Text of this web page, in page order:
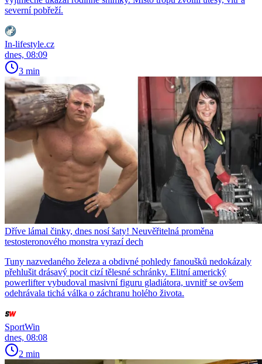
severní pobřeží.
In-lifestyle.cz
dnes, 08:09
3 min
Dříve lámal činky, dnes nosí šaty! Neuvěřitelná proměna
testosteronového monstra vyrazí dech
Tuny nazvedaného železa a obdivné pohledy fanoušků nedokázaly
přehlušit drásavý pocit cizí tělesné schránky. Elitní americký
powerlifter vybudoval masivní figuru gladiátora, uvnitř se ovšem
odehrávala tichá válka o záchranu holého života.
SportWin
dnes, 08:08
2 min